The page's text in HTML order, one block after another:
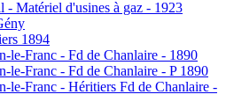
- Matériel d'usines à gaz - 1923
1894
le-Franc - Fd de Chanlaire - 1890
le-Franc - Fd de Chanlaire - P 1890
le-Franc - Héritiers Fd de Chanlaire -